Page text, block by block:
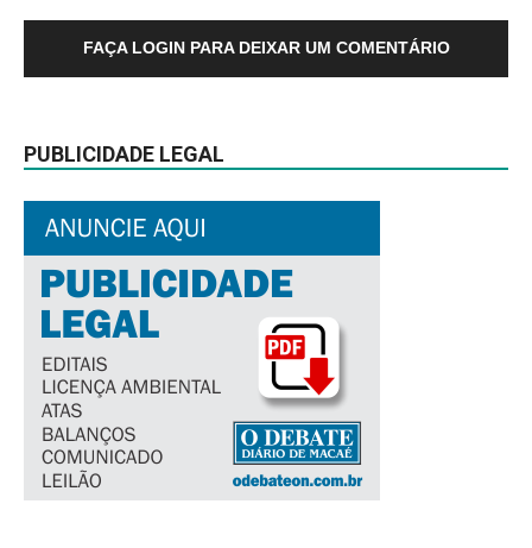
FAÇA LOGIN PARA DEIXAR UM COMENTÁRIO
PUBLICIDADE LEGAL